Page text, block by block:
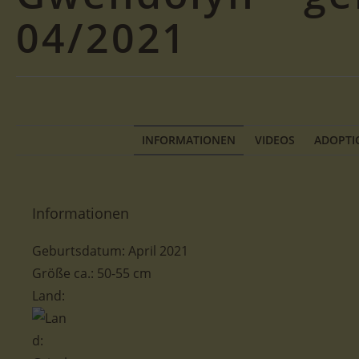
04/2021
INFORMATIONEN VIDEOS
Informationen
Geburtsdatum: April 2021
Größe ca.: 50-55 cm
Land: